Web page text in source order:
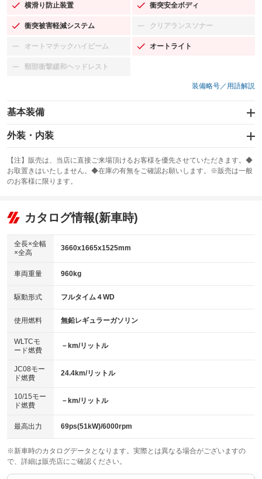
横滑り防止装置
：装備あり 衝突安全ボディ
：装備あり
衝突被害軽減システム
：装備あり クリアランスソナー
：装備なし
オートマチックハイビーム
：装備なし オートライト
：装備あり
頸部衝撃緩和ヘッドレスト
：装備なし
装備略号／用語解説
基本装備
エアバッグ：運転席/助手席
：装備あり
：装備なし
サンルーフ
：装備なし ABS
リフトアップ
：装備なし
：装備なし
パワーウィンドウ
アイドリングストップ
：装備あり
USB入力端子
：装備なし
100V電源
：装備なし
センターデフロック
：装備なし
電動格納ミラー
：装備あり
外装・内装
カーナビ：SDナビ
：装備あり
TV：フルセグ
：装備あり
ビジュアル
：装備なし
：装備あり
革シート
キーレス
HID(キセノンライト)
：装備なし
バックカメラ
：装備あり
エアロ
：装備なし
：装備なし
パワーシート
ベンチシート
：装備あり
チップアップシート
：装備なし
：装備なし ：装備なし
ウォークスルー
：装備なし
【注】販売は、当店に直接ご来場頂けるお客様を優先させていただきます。◆
お取置きはいたしません。◆在庫の有無をご確認お願いします。※販売は一般
のお客様に限ります。
カタログ情報(新車時)
全長×全幅
×全高
3660x1665x1525mm
車両重量 960kg
駆動形式 フルタイム４WD
使用燃料 無鉛レギュラーガソリン
WLTCモ
ード燃費
－km/リットル
JC08モー
ド燃費
24.4km/リットル
10/15モー
ド燃費
－km/リットル
最高出力 69ps(51kW)/6000rpm
※新車時のカタログデータとなります。実際とは異なる場合がございますの
で、詳細は販売店にご確認ください。